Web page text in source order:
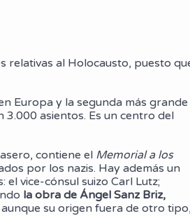
relativas al Holocausto, puesto
Europa y la segunda más grande
3.000 asientos. Es un centro del
contiene el Memorial a los
por los nazis. Hay además un
vice-cónsul suizo Carl Lutz;
la obra de Ángel Sanz Briz,
aunque su origen fuera de otro